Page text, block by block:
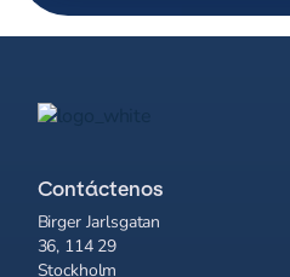
Contáctenos
Birger Jarlsgatan
36, 114 29
Stockholm